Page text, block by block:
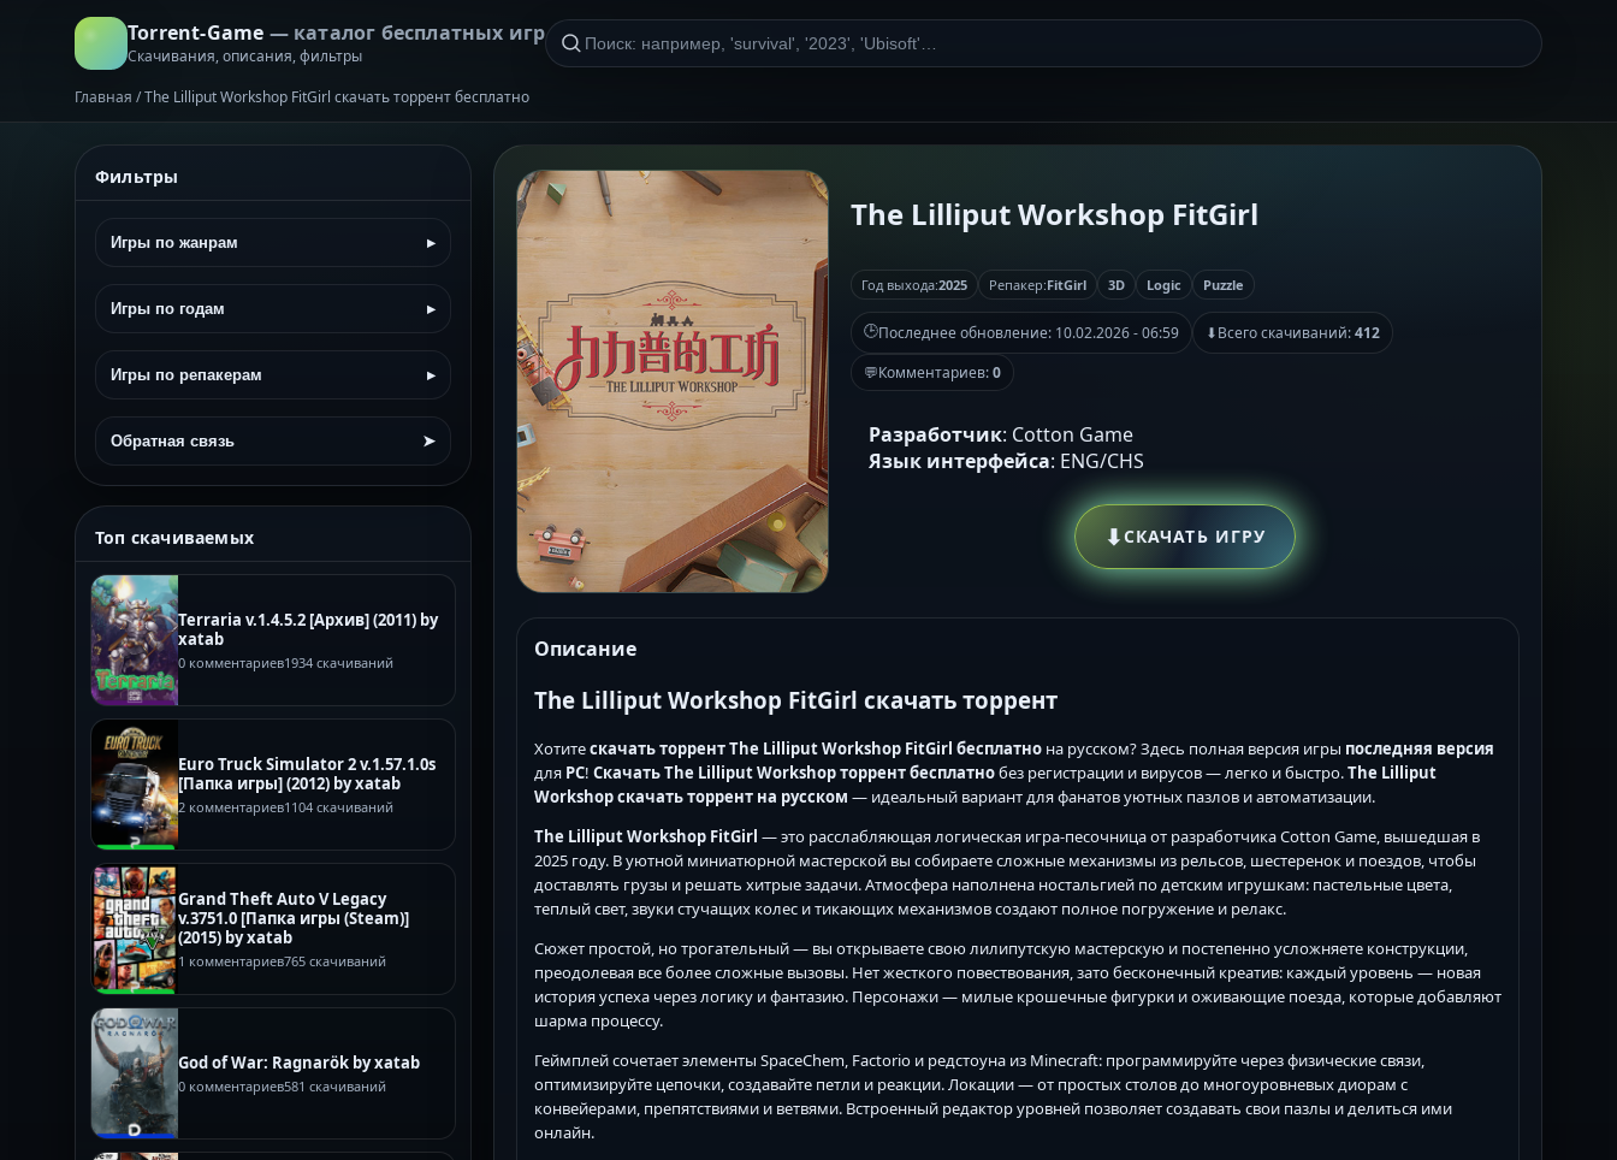
Torrent-Game — каталог бесплатных игр
Скачивания, описания, фильтры
Главная /The Lilliput Workshop FitGirl скачать торрент бесплатно
Фильтры
Игры по жанрам ▸
Игры по годам ▸
Игры по репакерам ▸
Обратная связь ➤
Топ скачиваемых
Terraria v.1.4.5.2 [Архив] (2011) by
xatab
0 комментариев1934 скачиваний
Euro Truck Simulator 2 v.1.57.1.0s
[Папка игры] (2012) by xatab
2 комментариев1104 скачиваний
Grand Theft Auto V Legacy
v.3751.0 [Папка игры (Steam)]
(2015) by xatab
1 комментариев765 скачиваний
God of War: Ragnarök by xatab
0 комментариев581 скачиваний
The Lilliput Workshop FitGirl
Год выхода:2025 Репакер:FitGirl 3D Logic Puzzle
🕒Последнее обновление: 10.02.2026 - 06:59 ⬇Всего скачиваний:412
💬Комментариев:0
Разработчик: Cotton Game
Язык интерфейса: ENG/CHS
⬇СКАЧАТЬ ИГРУ
Описание
The Lilliput Workshop FitGirl скачать торрент
Хотитескачать торрент The Lilliput Workshop FitGirl бесплатно на русском? Здесь полная версия игры последняя версия
для PC! Скачать The Lilliput Workshop торрент бесплатнобез регистрации и вирусов — легко и быстро.The Lilliput
Workshop скачать торрент на русском — идеальный вариант для фанатов уютных пазлов и автоматизации.
The Lilliput Workshop FitGirl — это расслабляющая логическая игра-песочница от разработчика Cotton Game, вышедшая в
2025 году. В уютной миниатюрной мастерской вы собираете сложные механизмы из рельсов, шестеренок и поездов, чтобы
доставлять грузы и решать хитрые задачи. Атмосфера наполнена ностальгией по детским игрушкам: пастельные цвета,
теплый свет, звуки стучащих колес и тикающих механизмов создают полное погружение и релакс.
Сюжет простой, но трогательный — вы открываете свою лилипутскую мастерскую и постепенно усложняете конструкции,
преодолевая все более сложные вызовы. Нет жесткого повествования, зато бесконечный креатив: каждый уровень — новая
история успеха через логику и фантазию. Персонажи — милые крошечные фигурки и оживающие поезда, которые добавляют
шарма процессу.
Геймплей сочетает элементы SpaceChem, Factorio и редстоуна из Minecraft: программируйте через физические связи,
оптимизируйте цепочки, создавайте петли и реакции. Локации — от простых столов до многоуровневых диорам с
конвейерами, препятствиями и ветвями. Встроенный редактор уровней позволяет создавать свои пазлы и делиться ими
онлайн.